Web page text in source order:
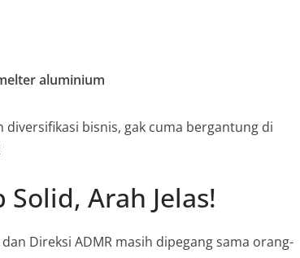
aluminium
diversifikasi bisnis, gak cuma bergantung di
Arah Jelas!
Direksi ADMR masih dipegang sama orang-